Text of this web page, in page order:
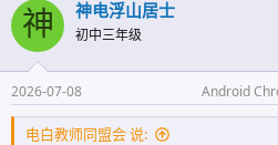
就凭以上几点，无论从前还是今后，我
之有着前面十几年本地初中教育糜烂的
要做大做强，真正有着乡梓情怀的电白
简单，资本只会逐利，公办教育本身
的公平优势，只有把精力集中到公办
的切身利益之一的受教育权才能得到充
神 神电浮山居士
初中三年级
2026-07-08 Android
电白教师同盟会 说: